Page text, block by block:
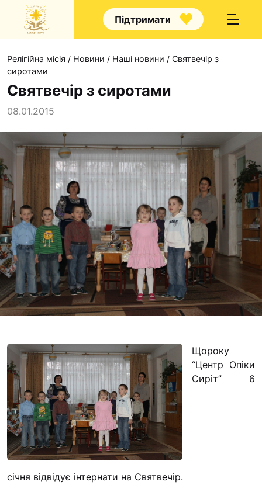
Підтримати
Капелани
Волонтерство
Наші напрямки
Наш покровитель
Контакти
Проекти
Футбольна
Кулінарний гурток
Іконописна школа
Альтернатива
Одна церква – одна
одна родина
Чемпіонат з міні-
“КОПА”
Як допомогти
Ми помолимося
З рук в руки
Релігійна місія / Новини / Наші новини / Святвечір з
сиротами
Святвечір з сиротами
08.01.2015
Щороку
“Центр Опіки
Сиріт” 6
січня відвідує інтернати на Святвечір.